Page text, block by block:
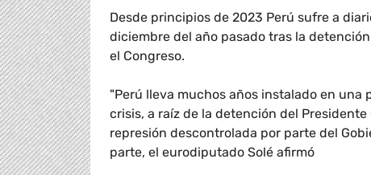
Desde principios de 2023 Perú sufre a
diciembre del año pasado tras la
el Congreso.
"Perú lleva muchos años instalado en
crisis, a raíz de la detención del
represión descontrolada por parte del
parte, el eurodiputado Solé afirmó